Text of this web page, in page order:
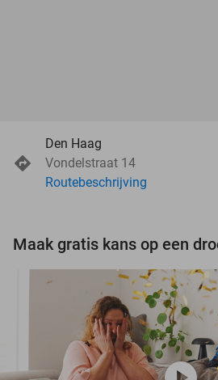
Den Haag
Vondelstraat 14
Routebeschrijving